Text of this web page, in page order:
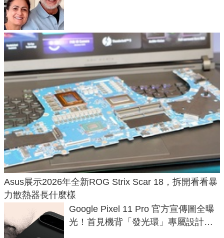
Asus展示2026年全新ROG Strix Scar 18，拆開看看暴
力散熱器長什麼樣
Google Pixel 11 Pro 官方宣傳圖全曝
光！首見機背「發光環」專屬設計、